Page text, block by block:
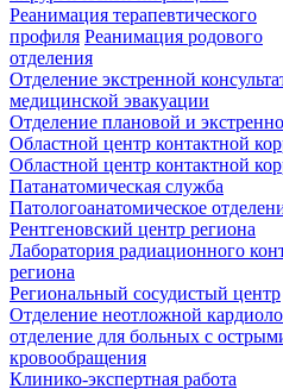
Реанимация терапевтического
профиля Реанимация родового
отделения
Отделение экстренной
медицинской эвакуации
Отделение плановой и
Областной центр контактной
Областной центр контактной
Патанатомическая служба
Патологоанатомическое
Рентгеновский центр региона
Лаборатория радиационного
региона
Региональный сосудистый центр
Отделение неотложной
отделение для больных с
кровообращения
Клинико-экспертная работа